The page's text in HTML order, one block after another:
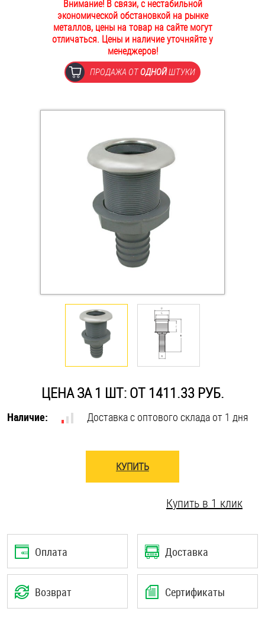
ОПЛАТА И ДОСТАВКА
НАШИ МАГАЗИНЫ
Втулки
Дюймовый крепёж
Заклепки (Гайки-Заклепки)
Крюки, кольца с метрической резьбой
Крюки, кольца с шурупной резьбой
Оснастка и аксессуары для яхт
Саморезы и шурупы
Стопорные кольца
Шплинты
Штифты и пальцы
Внимание! В связи, с нестабильной
экономической обстановкой на рынке
металлов, цены на товар на сайте могут
отличаться. Цены и наличие уточняйте у
менеджеров!
ПРОДАЖА ОТОДНОЙШТУКИ
ЦЕНА ЗА 1 ШТ: ОТ 1411.33 РУБ.
Наличие: Доставка с оптового склада от 1 дня
КУПИТЬ
Купить в 1 клик
Оплата Доставка
Возврат Сертификаты